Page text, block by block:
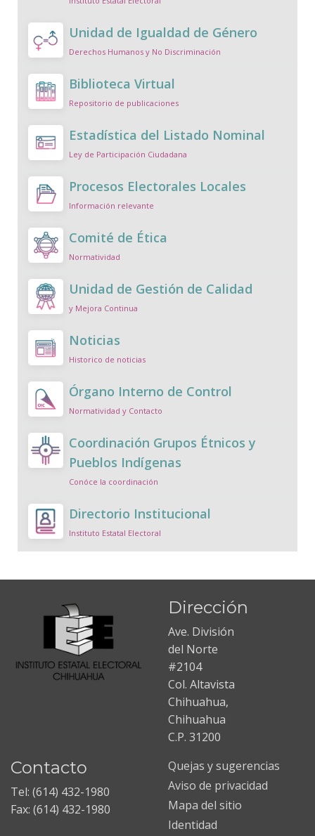
Unidad de Igualdad de Género
Derechos Humanos y No Discriminación
Biblioteca Virtual
Repositorio de publicaciones
Estadística del Listado Nominal
Ley de Participación Ciudadana
Procesos Electorales Locales
Información relevante
Comité de Ética
Normatividad
Unidad de Gestión de Calidad
y Mejora Continua
Noticias
Historico de noticias
Órgano Interno de Control
Normatividad y Contacto
Coordinación Grupos Étnicos y
Pueblos Indígenas
Conóce la coordinación
Directorio Institucional
Instituto Estatal Electoral
Dirección
Ave. División
del Norte
#2104
Col. Altavista
Chihuahua,
Chihuahua
C.P. 31200
Contacto
Tel: (614) 432-1980
Fax: (614) 432-1980
Quejas y sugerencias
Aviso de privacidad
Mapa del sitio
Identidad